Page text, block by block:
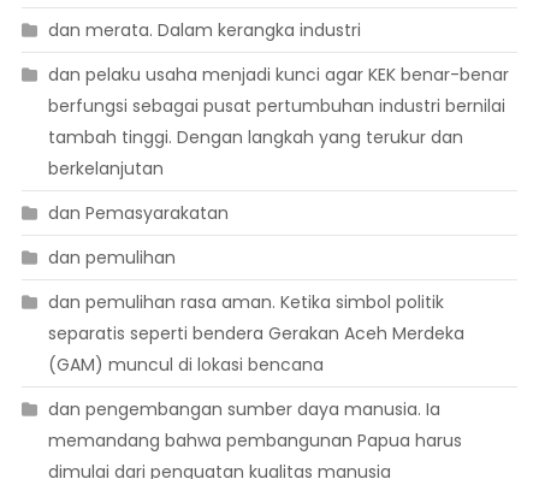
dan merata. Dalam kerangka industri
dan pelaku usaha menjadi kunci agar KEK benar-benar
berfungsi sebagai pusat pertumbuhan industri bernilai
tambah tinggi. Dengan langkah yang terukur dan
berkelanjutan
dan Pemasyarakatan
dan pemulihan
dan pemulihan rasa aman. Ketika simbol politik
separatis seperti bendera Gerakan Aceh Merdeka
(GAM) muncul di lokasi bencana
dan pengembangan sumber daya manusia. Ia
memandang bahwa pembangunan Papua harus
dimulai dari penguatan kualitas manusia